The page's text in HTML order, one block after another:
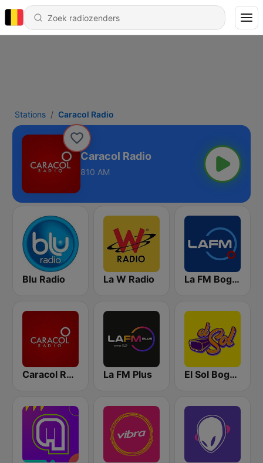
Stations Caracol Radio
Caracol Radio
810 AM
Blu Radio La W Radio La FM Bogotá
Caracol Radio Medellín La FM Plus El Sol Bogotá